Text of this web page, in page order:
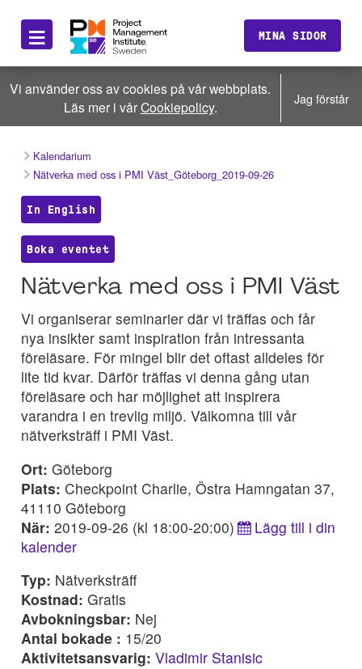
≡ MINA SIDOR
Vi använder oss av cookies på vår webbplats.
Läs mer i vårCookiepolicy. Jag förstår
Kalendarium
Nätverka med oss i PMI Väst_Göteborg_2019-09-26
In English
Boka eventet
Nätverka med oss i PMI Väst
Vi organiserar seminarier där vi träffas och får
nya insikter samt inspiration från intressanta
föreläsare. För mingel blir det oftast alldeles för
lite tid kvar. Därför träffas vi denna gång utan
föreläsare och har möjlighet att inspirera
varandra i en trevlig miljö. Välkomna till vår
nätverksträff i PMI Väst.
Ort: Göteborg
Plats: Checkpoint Charlie, Östra Hamngatan 37,
41110 Göteborg
När: 2019-09-26 (kl 18:00-20:00)
Lägg till i din
kalender
Typ: Nätverksträff
Kostnad: Gratis
Avbokningsbar: Nej
Antal bokade : 15/20
Aktivitetsansvarig: Vladimir Stanisic